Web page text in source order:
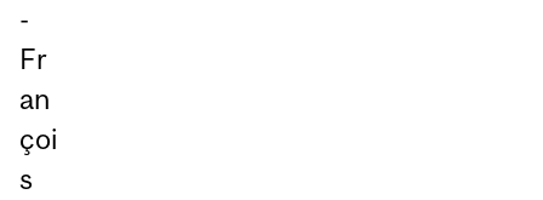
-
Fr
an
çoi
s